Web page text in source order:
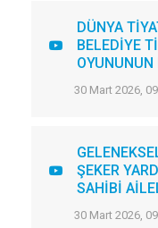
DÜNYA
BELEDİYE
30 Mart 2026,
ŞEKER
SAHİBİ
30 Mart 2026,